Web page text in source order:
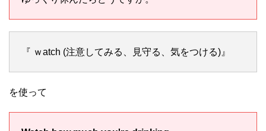
『 ｗatch (注意してみる、見守る、気をつける)』
を使って